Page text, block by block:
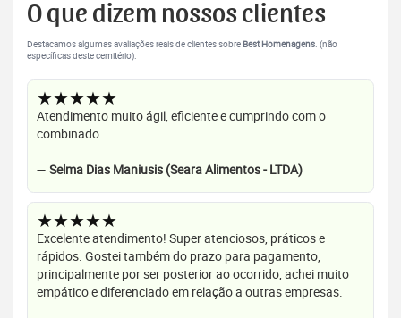
O que dizem nossos clientes
Destacamos algumas avaliações reais de clientes sobre Best Homenagens. (não
específicas deste cemitério).
★★★★★
Atendimento muito ágil, eficiente e cumprindo com o
combinado.
— Selma Dias Maniusis (Seara Alimentos - LTDA)
★★★★★
Excelente atendimento! Super atenciosos, práticos e
rápidos. Gostei também do prazo para pagamento,
principalmente por ser posterior ao ocorrido, achei muito
empático e diferenciado em relação a outras empresas.